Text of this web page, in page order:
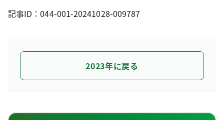
記事ID：044-001-20241028-009787
2023年に戻る